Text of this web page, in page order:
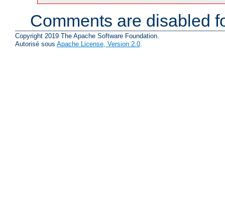
Comments are disabled
Copyright 2019 The Apache Software Foundation.
Autorisé sous Apache License, Version 2.0.